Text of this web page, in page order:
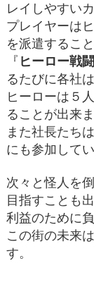
レイしやすい
プレイヤーは
を派遣するこ
『 ヒーロー戦
るたびに各社
ヒーローは５
ることが出来ま
また社長たち
にも参加してい
次々と怪人を
目指すことも
利益のために
この街の未来
す。